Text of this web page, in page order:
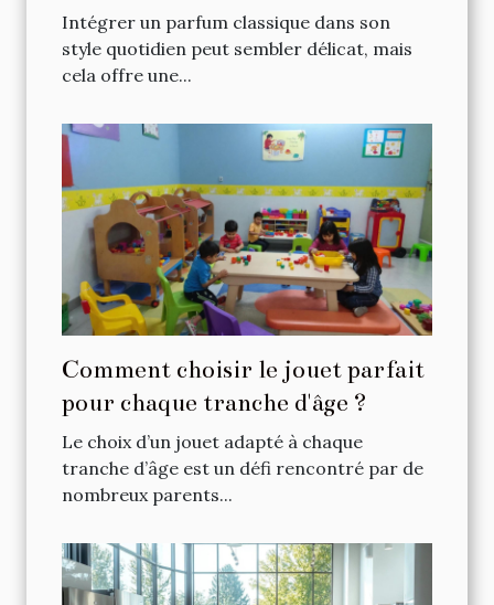
quotidien ?
Intégrer un parfum classique dans son
style quotidien peut sembler délicat, mais
cela offre une...
Comment choisir le jouet parfait
pour chaque tranche d'âge ?
Le choix d’un jouet adapté à chaque
tranche d’âge est un défi rencontré par de
nombreux parents...